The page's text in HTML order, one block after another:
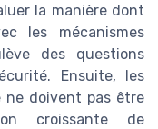
la manière dont
les mécanismes
des questions
Ensuite, les
ne doivent pas être
croissante de